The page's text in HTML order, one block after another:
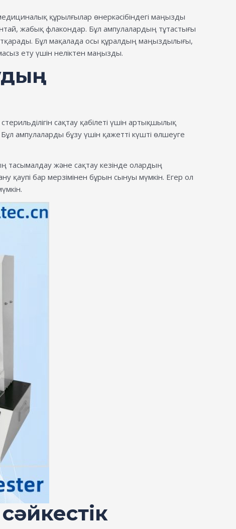
құрылғылар өнеркәсібіндегі маңызды
жабық флакондар. Бұл ампулалардың тұтастығы
Бұл мақалада осы құралдың маңыздылығы,
ету үшін неліктен маңызды.
сақтау қабілеті үшін артықшылық
Бұл ампулаларды бұзу үшін қажетті күшті өлшеуге
тасымалдау және сақтау кезінде олардың
қаупі бар мерзімінен бұрын сынуы мүмкін. Егер ол